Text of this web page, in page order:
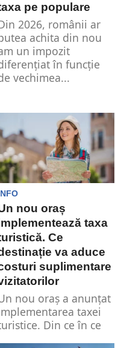
pe populare
2026, românii ar
achita din nou
un impozit
în funcţie
vechimea...
nou oraș
taxa
Ce
va aduce
suplimentare
nou oraș a anunțat
taxei
Din ce în ce